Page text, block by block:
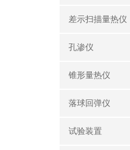
差示扫描量热仪
孔渗仪
锥形量热仪
落球回弹仪
试验装置